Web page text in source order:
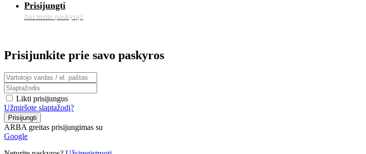
Prisijungti
Jau turite paskyrą?
Prisijunkite prie savo paskyros
Likti prisijungus
Užmiršote slaptažodį?
Prisijungti
ARBA greitas prisijungimas su
Google